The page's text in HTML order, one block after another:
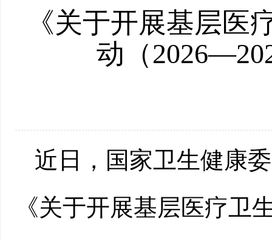
《关于开展基层医
动（
近日，国家卫生健康
《关于开展基层医疗卫